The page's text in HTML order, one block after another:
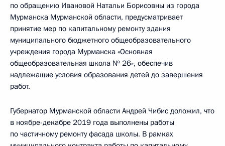
по обращению Ивановой Натальи Борисовны из города
Мурманска Мурманской области, предусматривает
принятие мер по капитальному ремонту здания
муниципального бюджетного общеобразовательного
учреждения города Мурманска «Основная
общеобразовательная школа № 26», обеспечив
надлежащие условия образования детей до завершения
работ.
Губернатор Мурманской области Андрей Чибис доложил, что
в ноябре-декабре 2019 года выполнены работы
по частичному ремонту фасада школы. В рамках